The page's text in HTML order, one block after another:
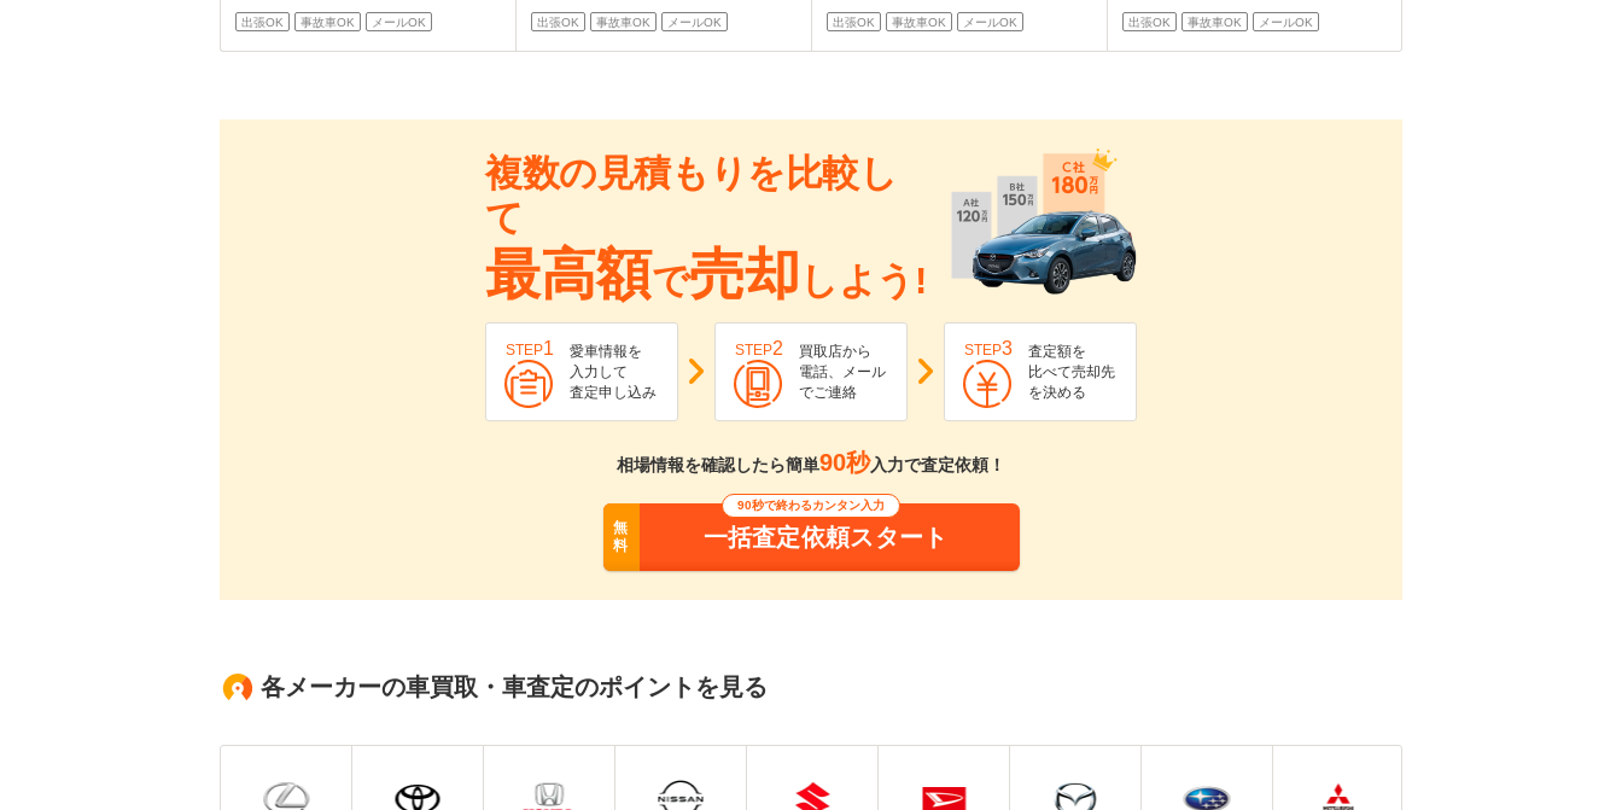
出張OK 事故車OK メールOK 出張OK 事故車OK メールOK 出張OK 事故車OK メールOK 出張OK 事故車OK メールOK
複数の見積もりを比較し
て
最高額で売却 しよう!
STEP1
愛車情報を
入力して
査定申し込み
STEP2
買取店から
電話、メール
でご連絡
STEP3
査定額を
比べて売却先
を決める
相場情報を確認したら簡単90秒入力で査定依頼！
無
料
90秒で終わるカンタン入力
一括査定依頼スタート
各メーカーの車買取・車査定のポイントを見る